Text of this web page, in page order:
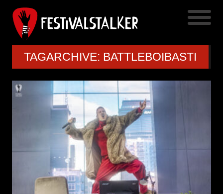
TAGARCHIVE: BATTLEBOIBASTI